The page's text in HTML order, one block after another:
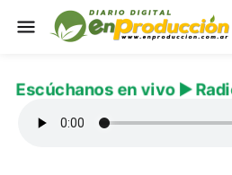
Escúchanos en vivo ▶️